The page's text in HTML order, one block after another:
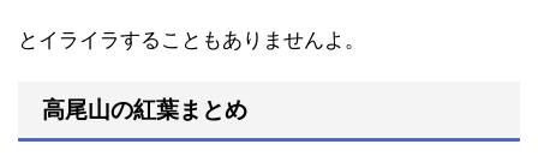
とイライラすることもありませんよ。
高尾山の紅葉まとめ